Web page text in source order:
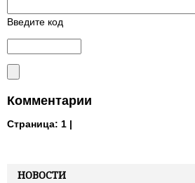
НОВОСТИ
Введите код
Комментарии
Страница: 1 |